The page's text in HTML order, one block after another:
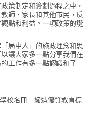
策制定和籌劃過程之中，
師、家長和其他市民，反
點和利益。一項政策的誕
局中人」的施政理念和思
讓大家多一點分享我們在
工作有多一點認識和了
校名冊 締造優質教育標